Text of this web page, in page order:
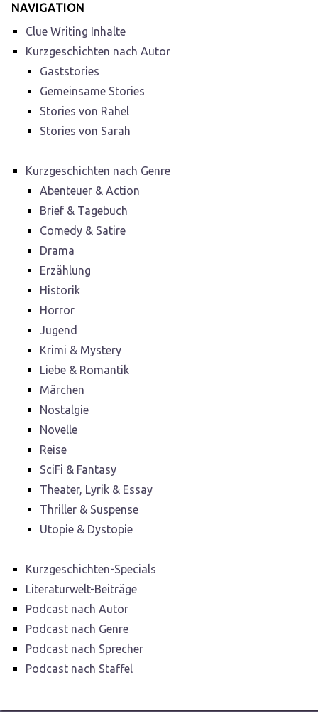
NAVIGATION
Clue Writing Inhalte
Kurzgeschichten nach Autor
Gaststories
Gemeinsame Stories
Stories von Rahel
Stories von Sarah
Kurzgeschichten nach Genre
Abenteuer & Action
Brief & Tagebuch
Comedy & Satire
Drama
Erzählung
Historik
Horror
Jugend
Krimi & Mystery
Liebe & Romantik
Märchen
Nostalgie
Novelle
Reise
SciFi & Fantasy
Theater, Lyrik & Essay
Thriller & Suspense
Utopie & Dystopie
Kurzgeschichten-Specials
Literaturwelt-Beiträge
Podcast nach Autor
Podcast nach Genre
Podcast nach Sprecher
Podcast nach Staffel